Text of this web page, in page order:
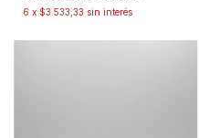
6 x $3.533,33 sin interés